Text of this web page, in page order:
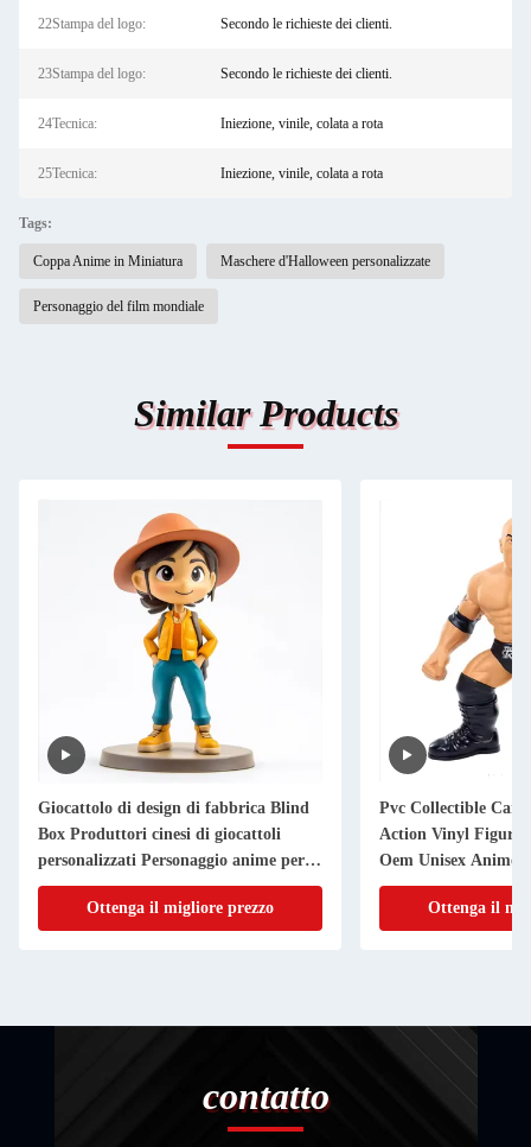
22Stampa del logo: Secondo le richieste dei clienti.
23Stampa del logo: Secondo le richieste dei clienti.
24Tecnica: Iniezione, vinile, colata a rota
25Tecnica: Iniezione, vinile, colata a rota
Tags:
Coppa Anime in Miniatura Maschere d'Halloween personalizzate
Personaggio del film mondiale
Similar Products
Giocattolo di design di fabbrica Blind
Box Produttori cinesi di giocattoli
personalizzati Personaggio anime per
ragazze e ragazzi
Ottenga il migliore prezzo
Pvc Collectible
Action Vinyl Figure
Oem Unisex Anime
Logo Personalized
Ottenga il
contatto